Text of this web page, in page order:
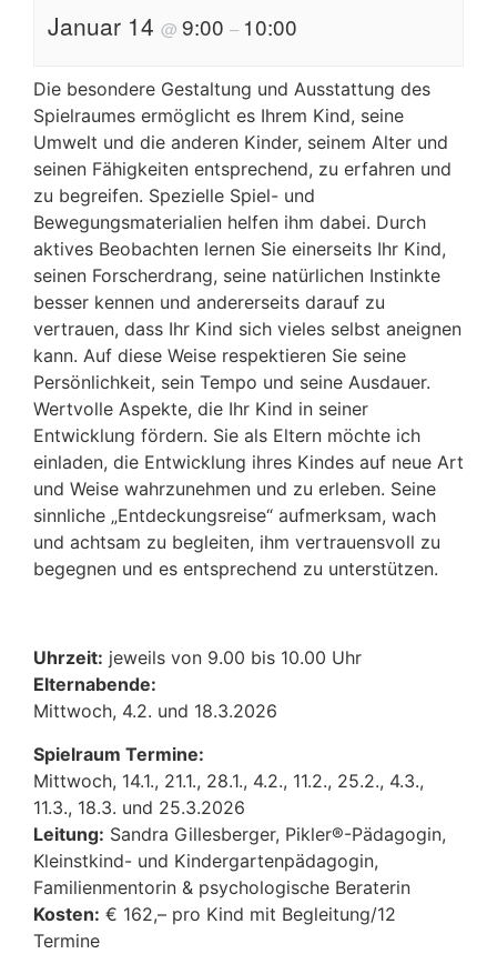
Januar 14 @ 9:00 – 10:00
Die besondere Gestaltung und Ausstattung des
Spielraumes ermöglicht es Ihrem Kind, seine
Umwelt und die anderen Kinder, seinem Alter und
seinen Fähigkeiten entsprechend, zu erfahren und
zu begreifen. Spezielle Spiel- und
Bewegungsmaterialien helfen ihm dabei. Durch
aktives Beobachten lernen Sie einerseits Ihr Kind,
seinen Forscherdrang, seine natürlichen Instinkte
besser kennen und andererseits darauf zu
vertrauen, dass Ihr Kind sich vieles selbst aneignen
kann. Auf diese Weise respektieren Sie seine
Persönlichkeit, sein Tempo und seine Ausdauer.
Wertvolle Aspekte, die Ihr Kind in seiner
Entwicklung fördern. Sie als Eltern möchte ich
einladen, die Entwicklung ihres Kindes auf neue Art
und Weise wahrzunehmen und zu erleben. Seine
sinnliche „Entdeckungsreise“ aufmerksam, wach
und achtsam zu begleiten, ihm vertrauensvoll zu
begegnen und es entsprechend zu unterstützen.
Uhrzeit: jeweils von 9.00 bis 10.00 Uhr
Elternabende:
Mittwoch, 4.2. und 18.3.2026
Spielraum Termine:
Mittwoch, 14.1., 21.1., 28.1., 4.2., 11.2., 25.2., 4.3.,
11.3., 18.3. und 25.3.2026
Leitung: Sandra Gillesberger, Pikler®-Pädagogin,
Kleinstkind- und Kindergartenpädagogin,
Familienmentorin & psychologische Beraterin
Kosten: € 162,– pro Kind mit Begleitung/12
Termine